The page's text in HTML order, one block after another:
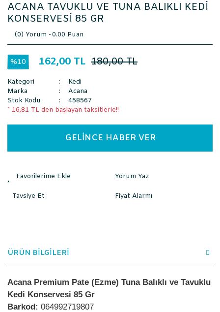
ACANA TAVUKLU VE TUNA BALIKLI KEDİ
KONSERVESİ 85 GR
(0) Yorum -0.00 Puan
%10 162,00 TL 180,00 TL
Kategori
Kedi
Marka
Acana
Stok Kodu
458567
* 16,81 TL den başlayan taksitlerle!!
GELİNCE HABER VER
Yorum Yaz
Tavsiye Et Fiyat Alarmı
ÜRÜN BİLGİLERİ
Acana Premium Pate (Ezme) Tuna Balıklı ve Tavuklu
Kedi Konservesi 85 Gr
Barkod: 064992719807